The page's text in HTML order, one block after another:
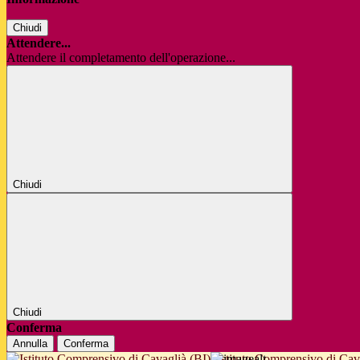
Chiudi
Attendere...
Attendere il completamento dell'operazione...
Chiudi
Chiudi
Conferma
Annulla Conferma